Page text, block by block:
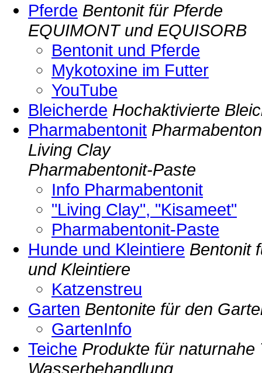
Pferde Bentonit für Pferde
EQUIMONT und EQUISORB
Bentonit und Pferde
Mykotoxine im Futter
YouTube
Bleicherde Hochaktivierte
Pharmabentonit
Living Clay
Pharmabentonit-Paste
Info Pharmabentonit
"Living Clay", "Kisameet"
Pharmabentonit-Paste
Hunde und Kleintiere Bentonit
und Kleintiere
Katzenstreu
Garten Bentonite für den
GartenInfo
Teiche Produkte für naturnahe
Wasserbehandlung